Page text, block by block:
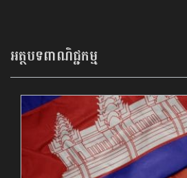
អត្ថបទពាណិជ្ជកម្ម